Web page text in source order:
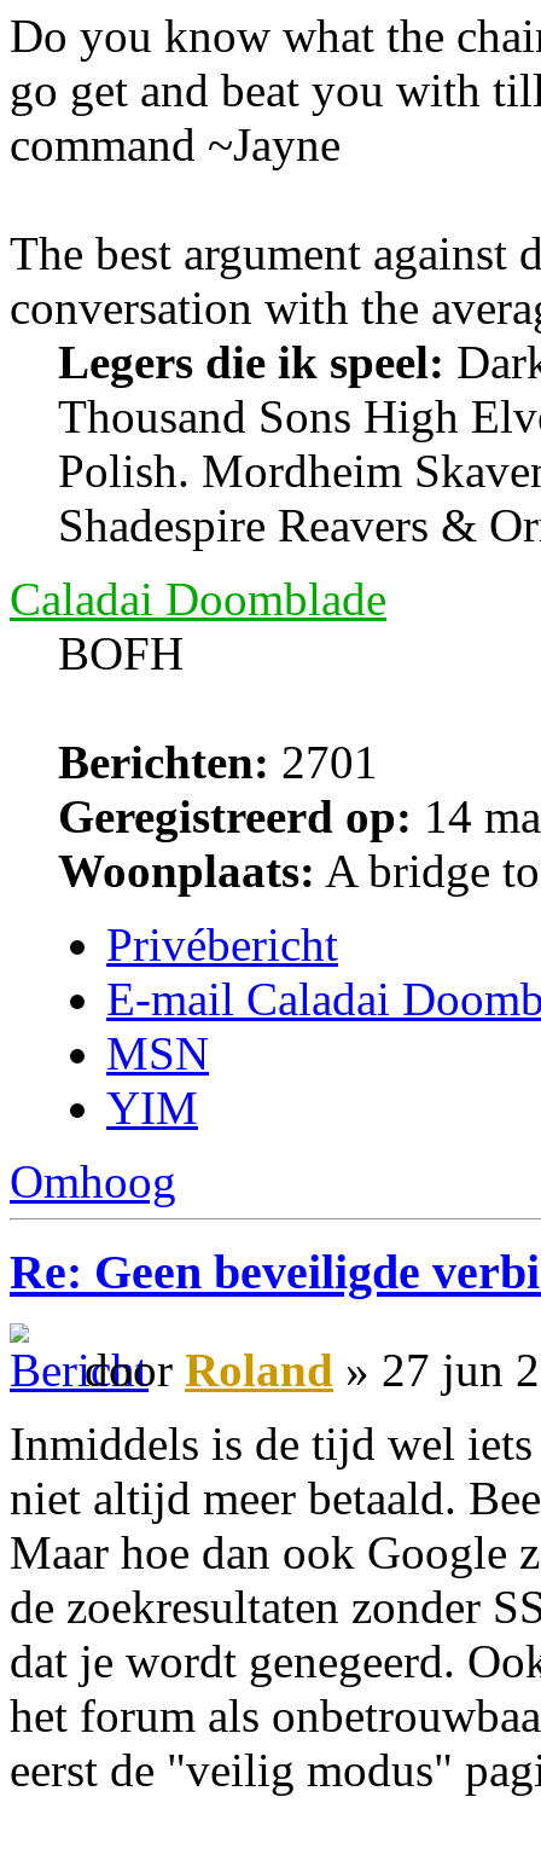
Do you know what the
go get and beat you with
command ~Jayne
The best argument against
conversation with the
Legers die ik speel:
Thousand Sons High
Polish. Mordheim
Shadespire Reavers &
Caladai Doomblade
BOFH
Berichten: 2701
Geregistreerd op: 14
Woonplaats: A bridge
Privébericht
E-mail Caladai
MSN
YIM
Omhoog
Re: Geen beveiligde
door Roland » 27 jun
Inmiddels is de tijd wel
niet altijd meer betaald.
Maar hoe dan ook Google
de zoekresultaten zonder
dat je wordt genegeerd.
het forum als
eerst de "veilig modus"